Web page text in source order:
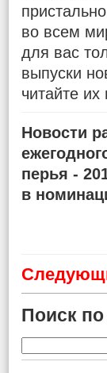
во всем
для вас
выпуски
читайте
Новости
перья -
в
Поиск